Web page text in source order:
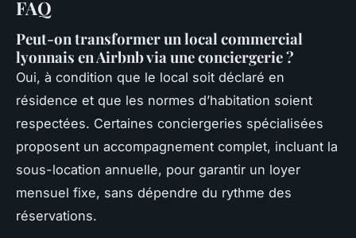
FAQ
Peut-on transformer un local commercial
lyonnais en Airbnb via une conciergerie ?
Oui, à condition que le local soit déclaré en
résidence et que les normes d’habitation soient
respectées. Certaines conciergeries spécialisées
proposent un accompagnement complet, incluant la
sous-location annuelle, pour garantir un loyer
mensuel fixe, sans dépendre du rythme des
réservations.